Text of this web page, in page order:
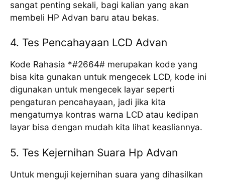
sangat penting sekali, bagi kalian yang akan
membeli HP Advan baru atau bekas.
4. Tes Pencahayaan LCD Advan
Kode Rahasia *#2664# merupakan kode yang
bisa kita gunakan untuk mengecek LCD, kode ini
digunakan untuk mengecek layar seperti
pengaturan pencahayaan, jadi jika kita
mengaturnya kontras warna LCD atau kedipan
layar bisa dengan mudah kita lihat keasliannya.
5. Tes Kejernihan Suara Hp Advan
Untuk menguji kejernihan suara yang dihasilkan